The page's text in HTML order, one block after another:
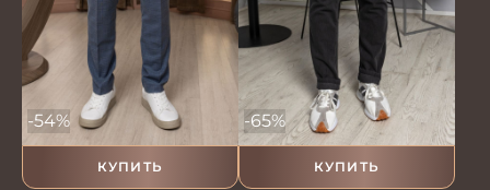
КУПИТЬ
-54%
КУПИТЬ
-65%